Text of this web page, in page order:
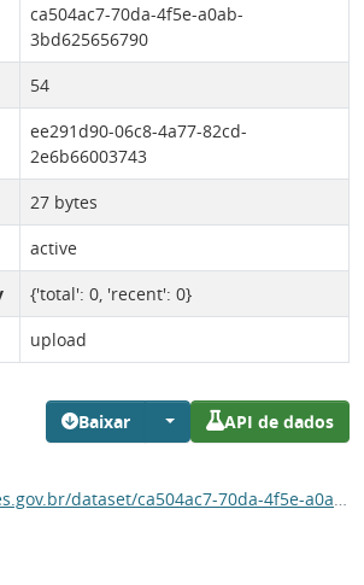
Baixar API de dados
4f5e-a0ab-3bd625656790/resource/ee291d90-06c8-4a77-82cd-2e6b66003743/download/tetano_neonatal.csv
ca504ac7-70da-4f5e-a0ab-
3bd625656790
54
ee291d90-06c8-4a77-82cd-
2e6b66003743
27 bytes
active
{'total': 0, 'recent': 0}
upload